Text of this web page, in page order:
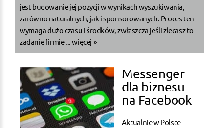
jest budowanie jej pozycji w wynikach wyszukiwania,
zarówno naturalnych, jak i sponsorowanych. Proces ten
wymaga dużo czasu i środków, zwłaszcza jeśli zlecasz to
zadanie firmie ...więcej »
Messenger
dla biznesu
na Facebook
Aktualnie w Polsce